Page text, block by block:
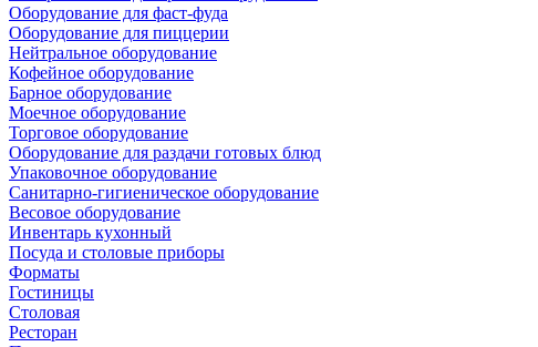
Оборудование для фаст-фуда
Оборудование для пиццерии
Нейтральное оборудование
Кофейное оборудование
Барное оборудование
Моечное оборудование
Торговое оборудование
Оборудование для раздачи готовых блюд
Упаковочное оборудование
Санитарно-гигиеническое оборудование
Весовое оборудование
Инвентарь кухонный
Посуда и столовые приборы
Форматы
Гостиницы
Столовая
Ресторан